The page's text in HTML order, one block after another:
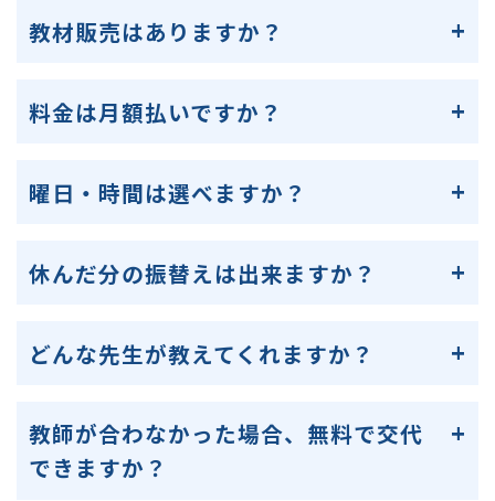
教材販売はありますか？
料金は月額払いですか？
曜日・時間は選べますか？
休んだ分の振替えは出来ますか？
どんな先生が教えてくれますか？
教師が合わなかった場合、無料で交代
できますか？